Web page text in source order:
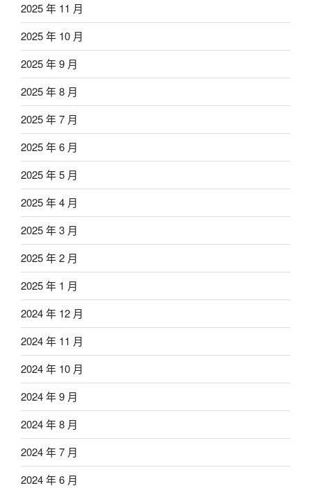
2025 年 11 月
2025 年 10 月
2025 年 9 月
2025 年 8 月
2025 年 7 月
2025 年 6 月
2025 年 5 月
2025 年 4 月
2025 年 3 月
2025 年 2 月
2025 年 1 月
2024 年 12 月
2024 年 11 月
2024 年 10 月
2024 年 9 月
2024 年 8 月
2024 年 7 月
2024 年 6 月